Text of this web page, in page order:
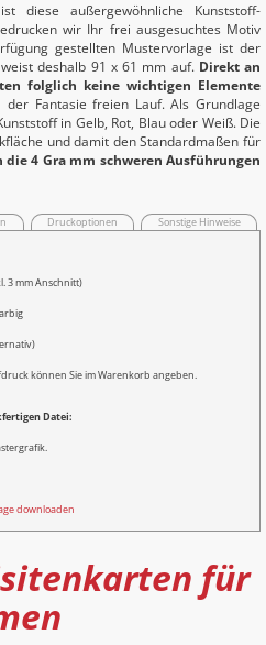
außergewöhnliche Kunststoff-
wir Ihr frei ausgesuchtes Motiv
gestellten Mustervorlage ist der
deshalb 91 x 61 mm auf. Direkt an
folglich keine wichtigen Elemente
Fantasie freien Lauf. Als Grundlage
in Gelb, Rot, Blau oder Weiß. Die
und damit den Standardmaßen für
die 4 Gra mm schweren Ausführungen
Druckoptionen Sonstige Hinweise
3 mm Anschnitt)
können Sie im Warenkorb angeben.
Datei:
downloaden
für